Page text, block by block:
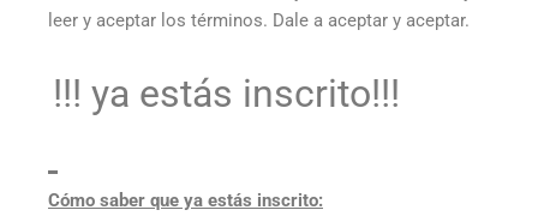
leer y aceptar los términos. Dale a aceptar y aceptar.
!!! ya estás inscrito!!!
Cómo saber que ya estás inscrito: